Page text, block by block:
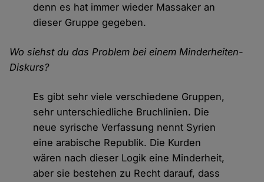
denn es hat immer wieder Massaker an
dieser Gruppe gegeben.
Wo siehst du das Problem bei einem Minderheiten-
Diskurs?
Es gibt sehr viele verschiedene Gruppen,
sehr unterschiedliche Bruchlinien. Die
neue syrische Verfassung nennt Syrien
eine arabische Republik. Die Kurden
wären nach dieser Logik eine Minderheit,
aber sie bestehen zu Recht darauf, dass